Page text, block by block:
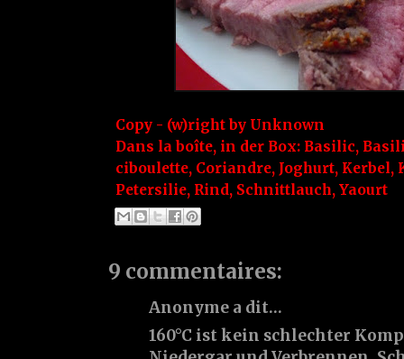
Copy - (w)right by Unknown
Dans la boîte, in der Box: Basilic,
ciboulette, Coriandre, Joghurt, Kerbel,
Petersilie, Rind, Schnittlauch, Yaourt
9 commentaires:
Anonyme a dit…
160°C ist kein schlechter